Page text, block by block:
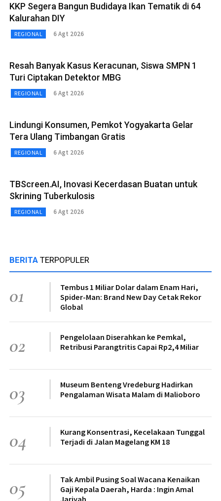
KKP Segera Bangun Budidaya Ikan Tematik di 64
Kalurahan DIY
REGIONAL 6 Agt 2026
Resah Banyak Kasus Keracunan, Siswa SMPN 1
Turi Ciptakan Detektor MBG
REGIONAL 6 Agt 2026
Lindungi Konsumen, Pemkot Yogyakarta Gelar
Tera Ulang Timbangan Gratis
REGIONAL 6 Agt 2026
TBScreen.AI, Inovasi Kecerdasan Buatan untuk
Skrining Tuberkulosis
REGIONAL 6 Agt 2026
BERITA TERPOPULER
01
Tembus 1 Miliar Dolar dalam Enam Hari,
Spider-Man: Brand New Day Cetak Rekor
Global
02
Pengelolaan Diserahkan ke Pemkal,
Retribusi Parangtritis Capai Rp2,4 Miliar
03
Museum Benteng Vredeburg Hadirkan
Pengalaman Wisata Malam di Malioboro
04
Kurang Konsentrasi, Kecelakaan Tunggal
Terjadi di Jalan Magelang KM 18
05
Tak Ambil Pusing Soal Wacana Kenaikan
Gaji Kepala Daerah, Harda : Ingin Amal
Jariyah